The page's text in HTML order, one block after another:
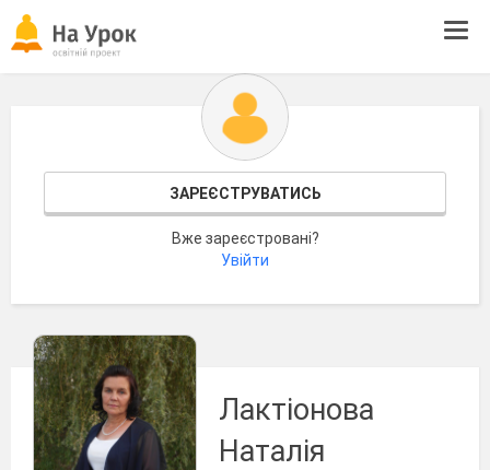
ЗАРЕЄСТРУВАТИСЬ
Вже зареєстровані?
Увійти
Лактіонова
Наталія